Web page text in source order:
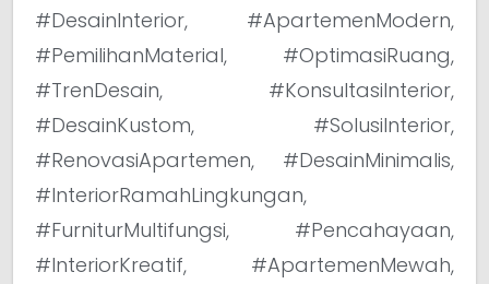
#DesainInterior, #ApartemenModern,
#PemilihanMaterial, #OptimasiRuang,
#TrenDesain, #KonsultasiInterior,
#DesainKustom, #SolusiInterior,
#RenovasiApartemen, #DesainMinimalis,
#InteriorRamahLingkungan,
#FurniturMultifungsi, #Pencahayaan,
#InteriorKreatif, #ApartemenMewah,